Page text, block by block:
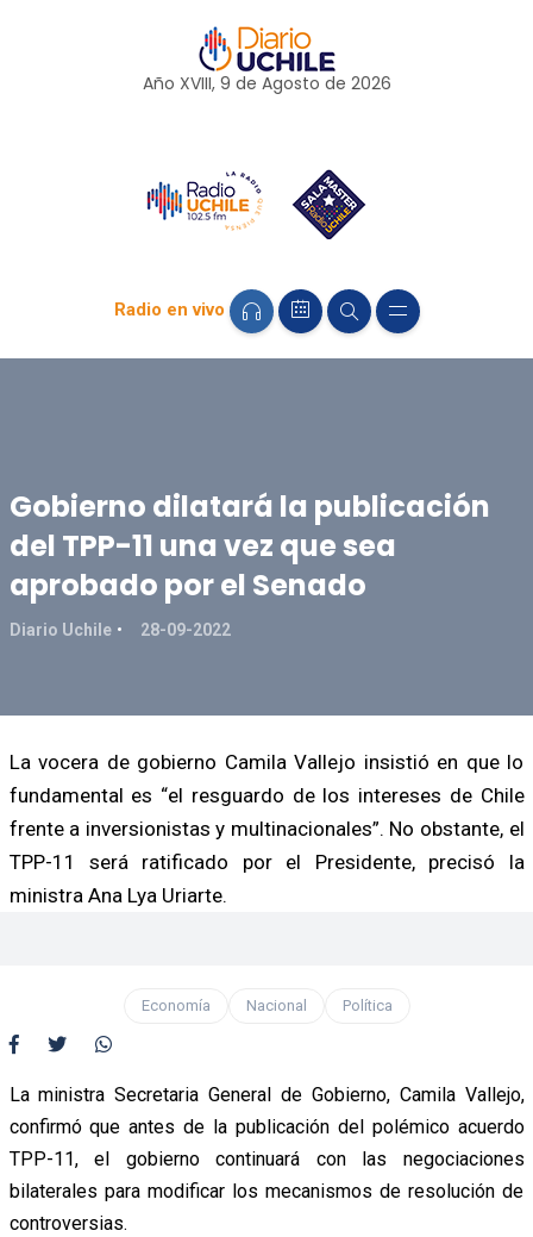
Año XVIII, 9 de Agosto de 2026
Radio en vivo
Gobierno dilatará la publicación
del TPP-11 una vez que sea
aprobado por el Senado
Diario Uchile 28-09-2022
La vocera de gobierno Camila Vallejo insistió en que lo
fundamental es “el resguardo de los intereses de Chile
frente a inversionistas y multinacionales”. No obstante, el
TPP-11 será ratificado por el Presidente, precisó la
ministra Ana Lya Uriarte.
Economía Nacional Política
La ministra Secretaria General de Gobierno, Camila Vallejo,
confirmó que antes de la publicación del polémico acuerdo
TPP-11, el gobierno continuará con las negociaciones
bilaterales para modificar los mecanismos de resolución de
controversias.